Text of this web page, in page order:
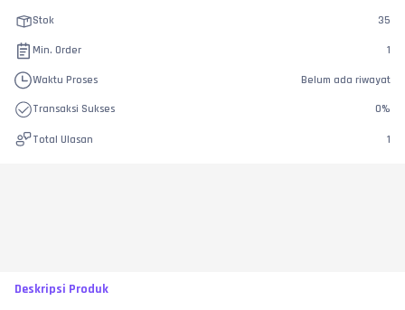
Stok 35
Min. Order 1
Waktu Proses Belum ada riwayat
Transaksi Sukses 0%
Total Ulasan 1
Deskripsi Produk